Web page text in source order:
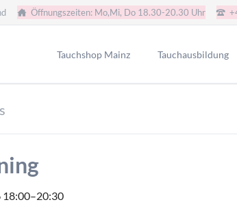
Öffnungszeiten: Mo,Mi, Do 18.30-20.30 Uhr
Tauchshop Mainz
Servicewerkstatt
Tauchen Mainz
Tauchausbildung
SSI Tauchkurse
18:00–20:30